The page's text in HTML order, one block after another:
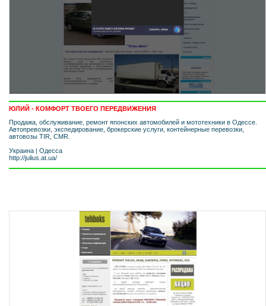
ЮЛИЙ - КОМФОРТ ТВОЕГО ПЕРЕДВИЖЕНИЯ
Продажа, обслуживание, ремонт японских автомобилей и мототехники в Одессе.
Автопревозки, экспедирование, брокерские услуги, контейнерные перевозки,
автовозы TIR, CMR.
Украина | Одесса
http://julius.at.ua/